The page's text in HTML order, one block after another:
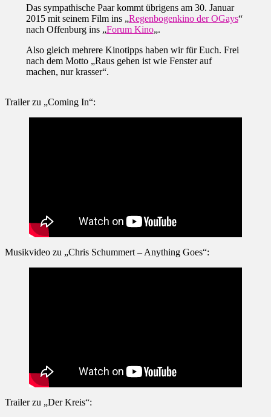
Das sympathische Paar kommt übrigens am 30. Januar
2015 mit seinem Film ins „Regenbogenkino der OGays“
nach Offenburg ins „Forum Kino„.
Also gleich mehrere Kinotipps haben wir für Euch. Frei
nach dem Motto „Raus gehen ist wie Fenster auf
machen, nur krasser“.
Trailer zu „Coming In“:
Musikvideo zu „Chris Schummert – Anything Goes“:
Trailer zu „Der Kreis“: